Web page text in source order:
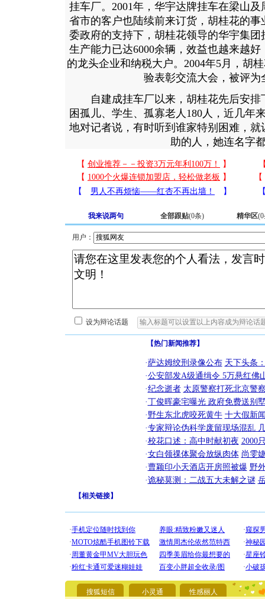
挂车厂。2001年，华宇达牌挂车在梁山
省市的客户也陆续前来订货，胡桂花的
委政府的支持下，胡桂花领导的华宇集
生产能力已达6000余辆，效益也越来越
的龙头企业和纳税大户。2004年5月，胡
验表彰交流大会，被评为
自建成挂车厂以来，胡桂花先后安排
困孤儿、学生、孤寡老人180人，近几年
地对记者说，有时听到谁家特别困难，
助的人，她连名字
我来说两句 全部跟贴(0条) 精华区(0
用户：
设为辩论话题
【热门新闻推荐】
·萨达姆绞刑录像公布 天下头条
·公安部发A级通缉令 5万悬红佛
·纪念逝者 太原警察打死北京警
·丁俊晖豪宅曝光 政府免费送别
·野生东北虎咬死黄牛 十大假新
·专家辩论伪科学废留现场混乱
·校花口述：高中时献初夜 2000
·女白领祼体聚会放纵肉体 尚雯
·曹颖印小天酒店开房照被爆 野
·诡秘莫测：二战五大未解之谜
【相关链接】
搜狐短信 小灵通 性感丽人
[圣诞节]
要平安！
[圣诞节]